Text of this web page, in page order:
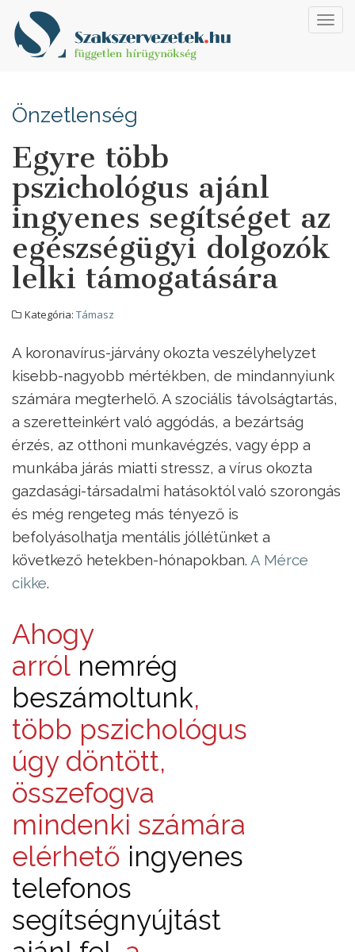
Önzetlenség
Egyre több
pszichológus ajánl
ingyenes segítséget az
egészségügyi dolgozók
lelki támogatására
Kategória: Támasz
A koronavírus-járvány okozta veszélyhelyzet
kisebb-nagyobb mértékben, de mindannyiunk
számára megterhelő. A szociális távolságtartás,
a szeretteinkért való aggódás, a bezártság
érzés, az otthoni munkavégzés, vagy épp a
munkába járás miatti stressz, a vírus okozta
gazdasági-társadalmi hatásoktól való szorongás
és még rengeteg más tényező is
befolyásolhatja mentális jóllétünket a
következő hetekben-hónapokban. A Mérce
cikke.
Ahogy
arról nemrég
beszámoltunk,
több pszichológus
úgy döntött,
összefogva
mindenki számára
elérhető ingyenes
telefonos
segítségnyújtást